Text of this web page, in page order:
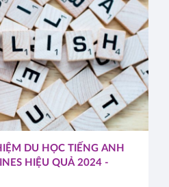
DU HỌC TIẾNG ANH
HIỆU QUẢ 2024 -